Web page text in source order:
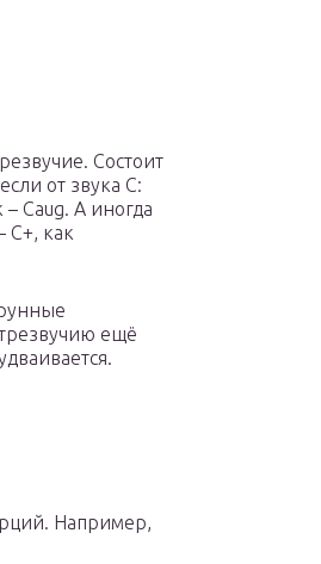
Состоит
от звука C:
Caug. A иногда
С+, как
ещё
Например,